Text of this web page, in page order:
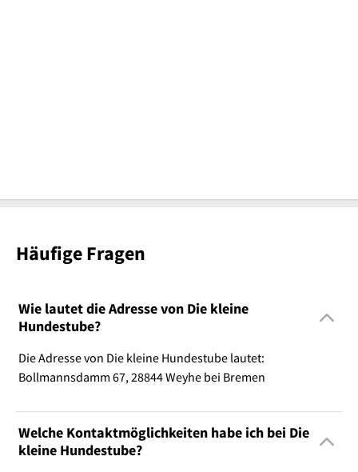
Häufige Fragen
Wie lautet die Adresse von Die kleine
Hundestube?
Die Adresse von Die kleine Hundestube lautet:
Bollmannsdamm 67, 28844 Weyhe bei Bremen
Welche Kontaktmöglichkeiten habe ich bei Die
kleine Hundestube?